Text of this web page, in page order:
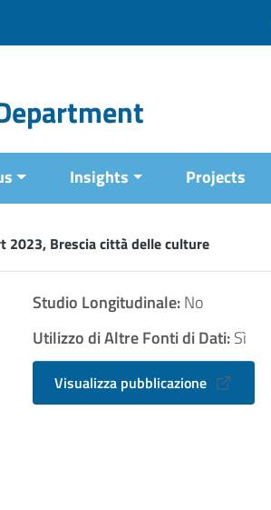
Insights Projects
2023, Brescia città delle culture
Studio Longitudinale:No
Utilizzo di Altre Fonti di Dati:Sì
Visualizza pubblicazione